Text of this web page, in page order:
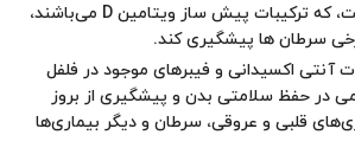
گیاهی بالاتری است، که ترکیبات پیش ساز ویتامین D می‌باشند،
سرطان ها پیشگیری کند.
آنتی اکسیدانی و فیبرهای موجود در فلفل
در حفظ سلامتی بدن و پیشگیری از بروز
قلبی و عروقی، سرطان و دیگر بیماری‌ها